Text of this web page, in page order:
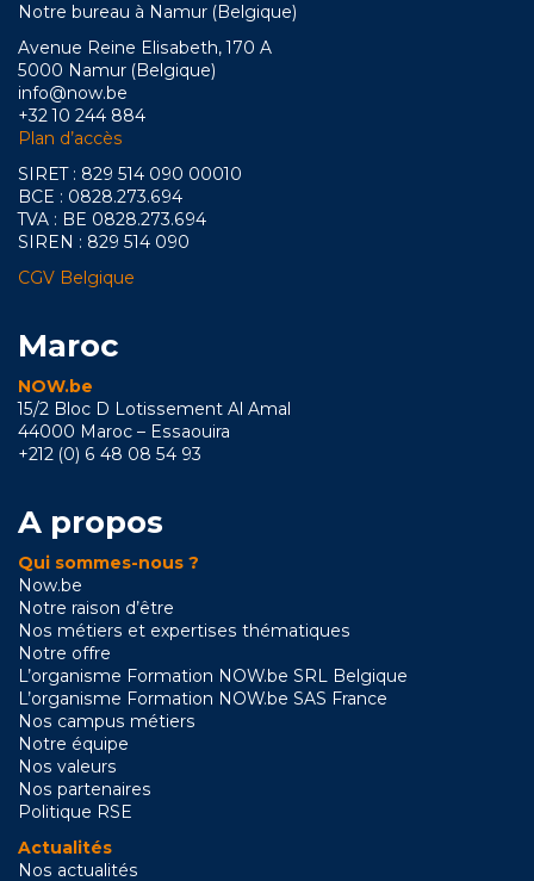
Notre bureau à Namur (Belgique)
Avenue Reine Elisabeth, 170 A
5000 Namur (Belgique)
info@now.be
+32 10 244 884
Plan d’accès
SIRET : 829 514 090 00010
BCE : 0828.273.694
TVA : BE 0828.273.694
SIREN : 829 514 090
CGV Belgique
Maroc
NOW.be
15/2 Bloc D Lotissement Al Amal
44000 Maroc – Essaouira
+212 (0) 6 48 08 54 93
A propos
Qui sommes-nous ?
Now.be
Notre raison d’être
Nos métiers et expertises thématiques
Notre offre
L’organisme Formation NOW.be SRL Belgique
L’organisme Formation NOW.be SAS France
Nos campus métiers
Notre équipe
Nos valeurs
Nos partenaires
Politique RSE
Actualités
Nos actualités